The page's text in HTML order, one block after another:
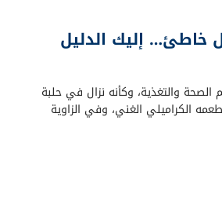
خاطئ… إليك الدليل
والتغذية، وكأنه نزال في حلبة
الكراميلي الغني، وفي الزاوية